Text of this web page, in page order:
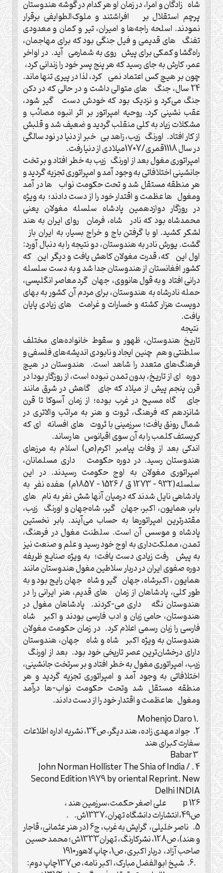
شاه زادگان و امرا، در زمان او هر کدام در گوشه هندوستان
پرچم استقلال بر افراشتند و ملوک‌الطوایفی برقرار
نمودند. اسلحه راجه‌ها و امیران، تیر و کمان و معدودی
تفنگ های قدیمی و فیل جنگی بود که برای مهاجمان،
راه‌گشا و کمکی برای پیش روی به شمارمی آید. در اواخر
عمر، کارش به جای رسید که هر پنج پسر خود را زندانی کرد،
چون بر هیچ کس اعتماد نمی کرد، لذا در پیری تنها ماند.
24 سال، جنگ های متوالی داشت و در حالی که در دکن
جنگ می‌کرد و نزدیک بود که خودش دست گیر شود،
عقب نشینی کرد. روحیه امپراتور بر اثر انبوه مصائب و
مشکلات زیاد به کلی منقلب گردید و ضعیف شد و قلبش
از کار افتاد. اورنگ زیب، زاهد بی خبر از دنیا در نود سالگی
در سال 1118قمری/1707میلادی از دنیا رفت.
امپراتوری مغول بعد از اورنگ زیب به خطر افتاد و بر تخت
جانشینی اختلافاتی به وجود آمد و امپراتوری تجزیه گردید و
هر منطقه مستقل شد و تحت حکومت نواب ها در آمد
ومغول ها عظمت و اقتدار خود را از دست دادند؛ به ویژه
در روزگار دوازدهمین پادشاه سلسله مغولان یعنی
محمدشاه بود که نادر شاه، فرمان روای ایران به هند
لشکر کشید. او با گرفتن باج و خراج بسیار، به ایران باز
گشت. یورش نادر به هندوستان، دو نتیجه را به دنبال آورد:
اول این که، قدرت مغولان کاهش یافت و دیگر این که
کشور افغانستان از هندوستان جدا شد و به دست سلسله
درانی افتاد و به قول هانووی، جهان گرد معاصر انگلیسی،
حمله نادرشاه به هندوستان، برای مردم آن کشور به بهای
دویست هزار کشته و خسارات و غرامت های زیادی پایان
یافت.
نتیجه
تاریخ هندوستان، ظهور و سقوط خانواده‌های مختلف
سلطنتی و هم چنین ایجاد و نابودی اندیشه‌های فلسفی و
فرهنگ‌های متعدد را شاهد است. هندوستان در هیچ
دوره ای از تاریخ، بدون تمدن نبوده است، از روزگار بودا در
قرن پنجم پیش از میلاد که جای گاهش در شرق مانند
جای گاه مسیح در غرب بوده؛ از زمان آسوکا تا قرن
شانزدهم که فرهنگ، ثروت و هنر به مراتب والاتری در
شمال رونق یافت؛ سرزمینی با ثروت های افسانه ای که
کریستف کلمب را به آن سوی اقیانوس ها رساند.
اندکی بعد از وفات پیامبر اکرم(ص) اسلام به مرزهای
هندوستان رسید. در دوره حکومت داری مسلمانان،
امپراتوری مغولان به اوج حکومت رسیدند. در این
سلسله(932 – 1273 ق / 1526 – 1857م) هفده نفر به
پادشاهی نایل شدند که درمیان آنها شش نفر به نام های
بابر، همایون، اکبر، جهان گیر، شاه‌جهان و اورنگ زیب،
مقتدرترین امپراتورها به حساب می‌آیند. بابر نخستین
پادشاه و موسس آن است. سلطنت مغول در فرهنگ،
تمدن، مملکت‌داری به اوج خود رسید و علم و صنعت نیز
به پیش رفت زیادی دست یافت؛ به ویژه صنایع ظریفه
دوره صفوی ایران در دربار سلاطین مغول هندوستان مانند
همایون ، اکبرشاه، جهان گیر و شاه جهان رایج بود و به
طور کلی، پادشاهان از زمان های قدیم، هنر ایرانی را در
هندوستان نگه داری می-کردند. پادشاهان مغول در
هندوستان، حامی زبان و ادب فارسی بودند و اکبر شاه
فارسی را زبان رسمی اعلام کرد. در زمان حکومت مغولان
هندوستان به ویژه اکبر شاه و شاه جهان، هندوستان
دارای درخشان‌ترین عصر تاریخی خود بود. بعد از اورنگ
زیب، امپراتوری مغول به خطر افتاد و بر سرتخت جانشینی،
اختلافاتی به وجود آمد و امپراتوری تجزیه گردید و هر
منطقه مستقل شد وتحت حکومت نواب-ها درآمد
ومغول ها عظمت و اقتدار خود را از دست دادند.
.1 Mohenjo Daro
2. جواد مهدی زاده، هند دیگر، ص34، نشریه اداره اطلاعات
سفارت کبرای هند
4 . John Norman Hollister The Shia of India /
Second Edition 1979 by oriental Reprint. New
Delhi INDIA
p 126 علی اصغر حکمت،سرزمین هند ،
ص49،انتشارات دانشگاه تهران،1337ش. .
5. ناصر خلیلی، گرایش به غرب، ج6 (در هنر عثمانی، قاجار
و هند)، ص128، نشرکارنگ، تهران1333ش؛ محمد حسین
صاحب آزاد، دربار اکبری، ص1، چاپ لاهور1910
.6. شیخ ابوالفضل مبارک، اکبر نامه، ص137چاپ دوم: